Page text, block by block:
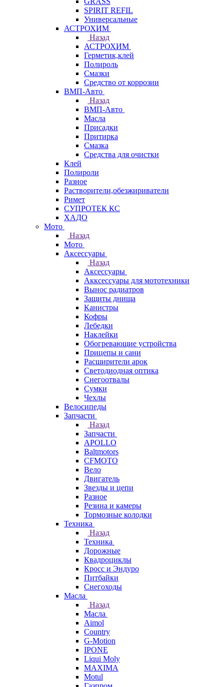
SPIRIT REFIL
Универсальные
АСТРОХИМ
Назад
АСТРОХИМ
Герметик,клей
Полироль
Смазки
Средство от коррозии
ВМП-Авто
Назад
ВМП-Авто
Масла
Присадки
Притирка
Смазка
Средства для очистки
Клей
Полироли
Разное
Растворители,обезжириватели
Римет
СУПРОТЕК КС
ХАДО
Мото
Назад
Мото
Аксессуары
Назад
Аксессуары
Акксессуары для мототехники
Вынос радиатров
Защиты днища
Канистры
Кофры
Лебедки
Наклейки
Обогревающие устройства
Прицепы и сани
Расширители арок
Светодиодная оптика
Снегоотвалы
Сумки
Чехлы
Велосипеды
Запчасти
Назад
Запчасти
APOLLO
Baltmotors
CFMOTO
Вело
Двигатель
Звезды и цепи
Разное
Резина и камеры
Тормозные колодки
Техника
Назад
Техника
Дорожные
Квадроциклы
Кросс и Эндуро
Питбайки
Снегоходы
Масла
Назад
Масла
Aimol
Country
G-Motion
IPONE
Liqui Moly
MAXIMA
Motul